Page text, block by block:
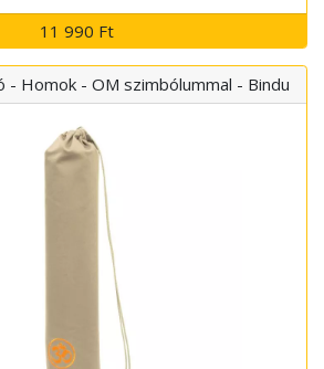
11 990 Ft
- Homok - OM szimbólummal - Bindu